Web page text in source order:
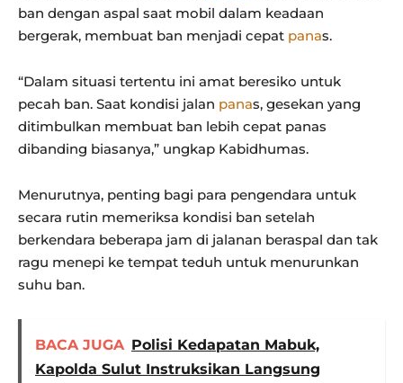
ban dengan aspal saat mobil dalam keadaan
bergerak, membuat ban menjadi cepat panas.
“Dalam situasi tertentu ini amat beresiko untuk
pecah ban. Saat kondisi jalan panas, gesekan yang
ditimbulkan membuat ban lebih cepat panas
dibanding biasanya,” ungkap Kabidhumas.
Menurutnya, penting bagi para pengendara untuk
secara rutin memeriksa kondisi ban setelah
berkendara beberapa jam di jalanan beraspal dan tak
ragu menepi ke tempat teduh untuk menurunkan
suhu ban.
BACA JUGA Polisi Kedapatan Mabuk,
Kapolda Sulut Instruksikan Langsung